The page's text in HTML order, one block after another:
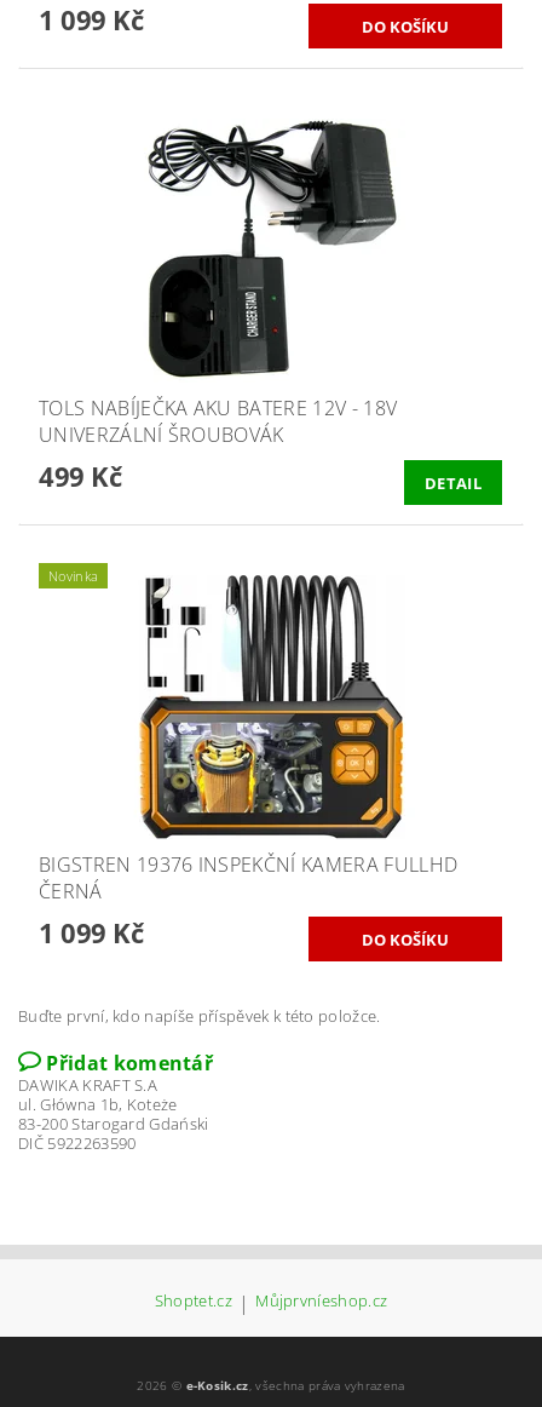
1 099 Kč
TOLS NABÍJEČKA AKU BATERE 12V - 18V
UNIVERZÁLNÍ ŠROUBOVÁK
499 Kč DETAIL
Novinka
BIGSTREN 19376 INSPEKČNÍ KAMERA FULLHD
ČERNÁ
1 099 Kč
Buďte první, kdo napíše příspěvek k této položce.
Přidat komentář
DAWIKA KRAFT S.A
ul. Główna 1b, Koteże
83-200 Starogard Gdański
DIČ 5922263590
Shoptet.cz | Můjprvníeshop.cz
2026 © e-Kosik.cz, všechna práva vyhrazena